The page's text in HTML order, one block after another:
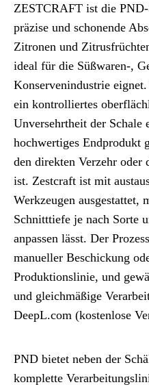
ZESTCRAFT ist die
präzise und schonende
Zitronen und
ideal für die Süßwaren-,
Konservenindustrie
ein kontrolliertes
Unversehrtheit der Schale
hochwertiges Endprodukt
den direkten Verzehr oder
ist. Zestcraft ist mit
Werkzeugen ausgestattet,
Schnitttiefe je nach Sorte
anpassen lässt. Der
manueller Beschickung
Produktionslinie, und
und gleichmäßige
DeepL.com (kostenlose
PND bietet neben der
komplette